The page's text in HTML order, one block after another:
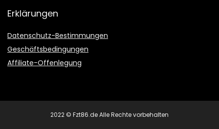
Erklärungen
Datenschutz-Bestimmungen
Geschäftsbedingungen
Affiliate-Offenlegung
2022 © Fzt86.de Alle Rechte vorbehalten